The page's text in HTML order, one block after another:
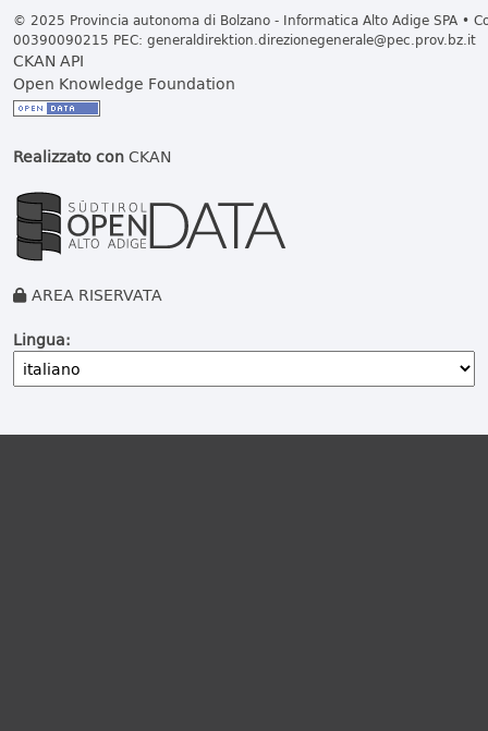
© 2025 Provincia autonoma di Bolzano - Informatica Alto Adige SPA •
00390090215 PEC: generaldirektion.direzionegenerale@pec.prov.bz.it
CKAN API
Open Knowledge Foundation
Realizzato conCKAN
AREA RISERVATA
Lingua